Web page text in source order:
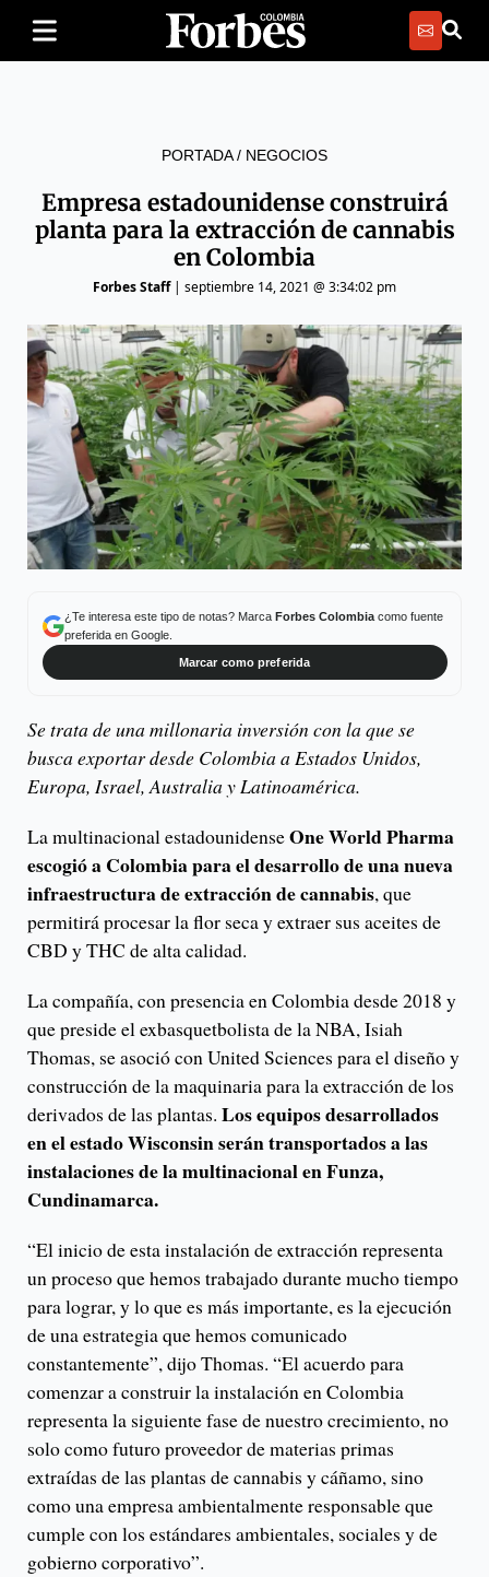
PORTADA/ NEGOCIOS
Empresa estadounidense construirá
planta para la extracción de cannabis
en Colombia
Forbes Staff| septiembre 14, 2021 @ 3:34:02 pm
¿Te interesa este tipo de notas? Marca Forbes Colombiacomo fuente
preferida en Google.
Marcar como preferida
Se trata de una millonaria inversión con la que se
busca exportar desde Colombia a Estados Unidos,
Europa, Israel, Australia y Latinoamérica.
La multinacional estadounidenseOne World Pharma
escogió a Colombia para el desarrollo de una nueva
infraestructura de extracción de cannabis, que
permitirá procesar la flor seca y extraer sus aceites de
CBD y THC de alta calidad.
La compañía, con presencia en Colombia desde 2018 y
que preside el exbasquetbolista de la NBA, Isiah
Thomas, se asoció con United Sciences para el diseño y
construcción de la maquinaria para la extracción de los
derivados de las plantas. Los equipos desarrollados
en el estado Wisconsin serán transportados a las
instalaciones de la multinacional en Funza,
Cundinamarca.
“El inicio de esta instalación de extracción representa
un proceso que hemos trabajado durante mucho tiempo
para lograr, y lo que es más importante, es la ejecución
de una estrategia que hemos comunicado
constantemente”, dijo Thomas. “El acuerdo para
comenzar a construir la instalación en Colombia
representa la siguiente fase de nuestro crecimiento, no
solo como futuro proveedor de materias primas
extraídas de las plantas de cannabis y cáñamo, sino
como una empresa ambientalmente responsable que
cumple con los estándares ambientales, sociales y de
gobierno corporativo”.